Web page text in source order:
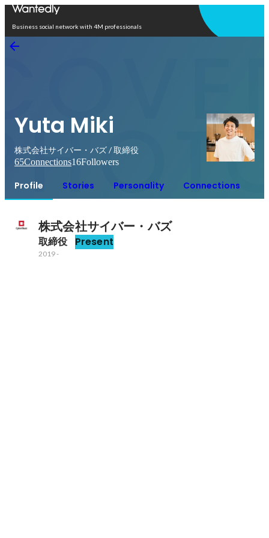
Business social network with 4M professionals
Yuta Miki
株式会社サイバー・バズ / 取締役
65Connections16Followers
Profile Stories Personality Connections
株式会社サイバー・バズ
取締役 Present
2019-